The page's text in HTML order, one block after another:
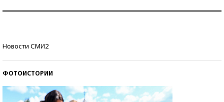
Новости СМИ2
ФОТОИСТОРИИ